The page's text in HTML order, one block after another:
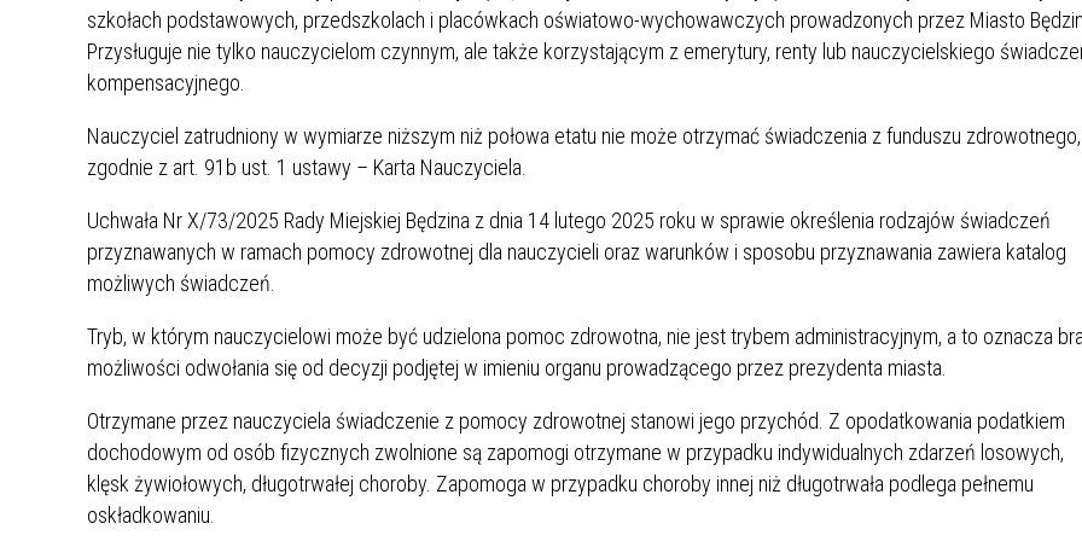
KARTA DUŻEJ RODZINY OFERTY PRACY
PROGRAM WSPARCIA
3+ GÓRĄ!"
AKTYWIZACJA SPOŁECZNO–
ZAWODOWA OSÓB
NIEPEŁNOSPRAWNYCH
PLAN OGÓLNY BĘDZIŃSKA KARTA SENIORA
PODATKI LOKALNE –
PODSTAWOWE INFORMACJE,
STAWKI I FORMULARZE
KAMPANIA EDUKACYJNO-
EKOLOGICZNA W RAMACH
REJESTR DANYCH
KONTAKTOWYCH (RDK)
INFORMACJE ZUS INFORMACJE MOPS BĘDZIN INFORMACJE ARIMR
INFORMACJE KRUS URZĄD SKARBOWY
INFORMACJE DOTYCZĄCE
TRANSPLANTACJI
UCZNIÓW
DLA WYRÓŻNIAJĄCYCH SIĘ
UCZNIÓW
AWANS ZAWODOWY NAUCZYCIELI
NIEPUBLICZNYCH
KSZTAŁCENIA
MŁODOCIANYCH
STYPENDIUM MIASTA BĘDZINA
PAŃSTWOWA SZKOŁA MUZYCZNA
I ST. IM. FRYDERYKA CHOPINA
ZADANIA
BUDŻETU PAŃSTWA
DOTACJE DLA NIEPUBLICZNYCH
SZKÓŁ I PRZEDSZKOLI W
BĘDZINIE
ZAPOMOGOWO-POŻYCZKOWA
PRACOWNIKÓW OŚWIATY
SZKÓŁ” Z WOJEWÓDZKIEGO
FUNDUSZU OCHRONY
ŚRODOWISKA I
WODNEJ W KATOWICACH
POMOC ZDROWOTNA DLA
NAUCZYCIELI
„PRZYJAZNA SZKOŁA” RZĄDOWY
PROGRAM WYRÓWNYWANIA
KONKURSY NA
DYREKTORA
szkołach podstawowych, przedszkolach i placówkach oświatowo-wychowawczych prowadzonych przez Miasto
Przysługuje nie tylko nauczycielom czynnym, ale także korzystającym z emerytury, renty lub nauczycielskiego
kompensacyjnego.
Nauczyciel zatrudniony w wymiarze niższym niż połowa etatu nie może otrzymać świadczenia z funduszu zdrowotnego,
zgodnie z art. 91b ust. 1 ustawy – Karta Nauczyciela.
Uchwała Nr X/73/2025 Rady Miejskiej Będzina z dnia 14 lutego 2025 roku w sprawie określenia rodzajów świadczeń
przyznawanych w ramach pomocy zdrowotnej dla nauczycieli oraz warunków i sposobu przyznawania zawiera katalog
możliwych świadczeń.
Tryb, w którym nauczycielowi może być udzielona pomoc zdrowotna, nie jest trybem administracyjnym, a to oznacza
możliwości odwołania się od decyzji podjętej w imieniu organu prowadzącego przez prezydenta miasta.
Otrzymane przez nauczyciela świadczenie z pomocy zdrowotnej stanowi jego przychód. Z opodatkowania podatkiem
dochodowym od osób fizycznych zwolnione są zapomogi otrzymane w przypadku indywidualnych zdarzeń losowych,
klęsk żywiołowych, długotrwałej choroby. Zapomoga w przypadku choroby innej niż długotrwała podlega pełnemu
oskładkowaniu.